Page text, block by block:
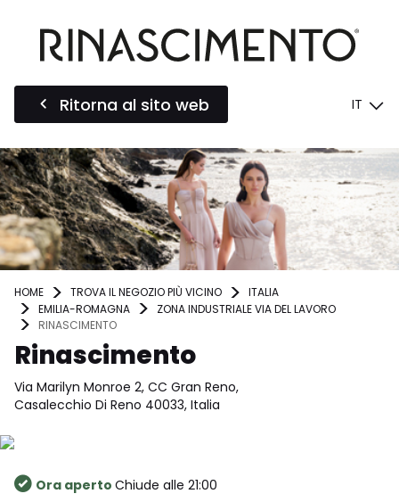
Ritorna al sito web IT
HOME TROVA IL NEGOZIO PIÙ VICINO
ITALIA
EMILIA-ROMAGNA
ZONA INDUSTRIALE VIA DEL LAVORO
RINASCIMENTO
Rinascimento
Via Marilyn Monroe 2, CC Gran Reno,
Casalecchio Di Reno 40033, Italia
Ora aperto Chiude alle 21:00